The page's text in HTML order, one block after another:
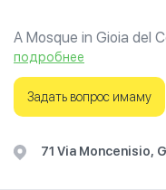
A Mosque in Gioia del
подробнее
Задать вопрос имаму
71 Via Moncenisio,